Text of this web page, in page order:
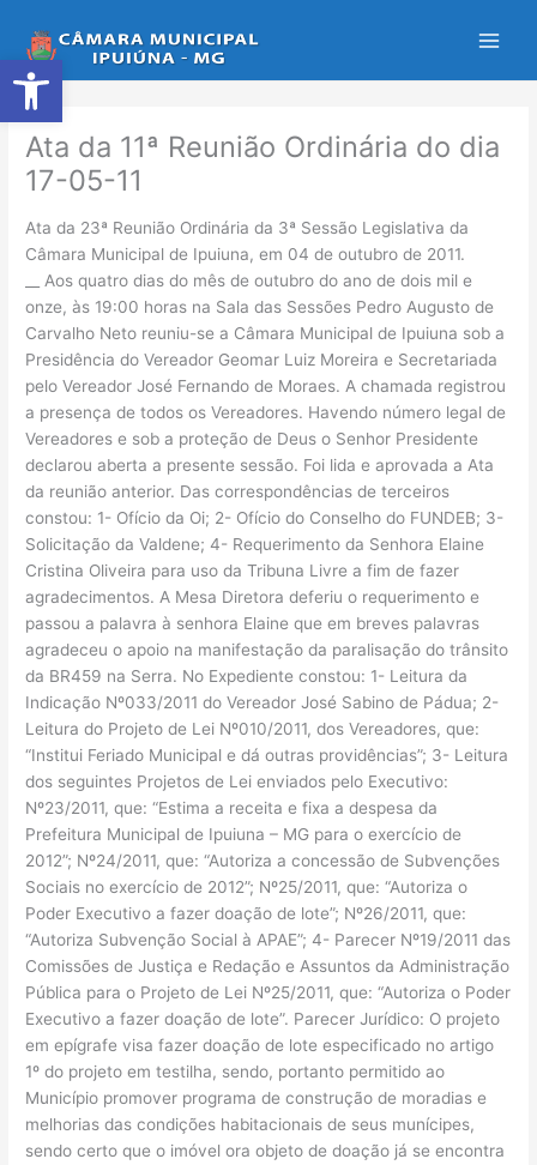
Abrir a barra de ferramentas
para
o
conteúdo
Ata da 11ª Reunião Ordinária do dia
17-05-11
Ata da 23ª Reunião Ordinária da 3ª Sessão Legislativa da
Câmara Municipal de Ipuiuna, em 04 de outubro de 2011.
__ Aos quatro dias do mês de outubro do ano de dois mil e
onze, às 19:00 horas na Sala das Sessões Pedro Augusto de
Carvalho Neto reuniu-se a Câmara Municipal de Ipuiuna sob a
Presidência do Vereador Geomar Luiz Moreira e Secretariada
pelo Vereador José Fernando de Moraes. A chamada registrou
a presença de todos os Vereadores. Havendo número legal de
Vereadores e sob a proteção de Deus o Senhor Presidente
declarou aberta a presente sessão. Foi lida e aprovada a Ata
da reunião anterior. Das correspondências de terceiros
constou: 1- Ofício da Oi; 2- Ofício do Conselho do FUNDEB; 3-
Solicitação da Valdene; 4- Requerimento da Senhora Elaine
Cristina Oliveira para uso da Tribuna Livre a fim de fazer
agradecimentos. A Mesa Diretora deferiu o requerimento e
passou a palavra à senhora Elaine que em breves palavras
agradeceu o apoio na manifestação da paralisação do trânsito
da BR459 na Serra. No Expediente constou: 1- Leitura da
Indicação Nº033/2011 do Vereador José Sabino de Pádua; 2-
Leitura do Projeto de Lei Nº010/2011, dos Vereadores, que:
“Institui Feriado Municipal e dá outras providências”; 3- Leitura
dos seguintes Projetos de Lei enviados pelo Executivo:
Nº23/2011, que: “Estima a receita e fixa a despesa da
Prefeitura Municipal de Ipuiuna – MG para o exercício de
2012”; Nº24/2011, que: “Autoriza a concessão de Subvenções
Sociais no exercício de 2012”; Nº25/2011, que: “Autoriza o
Poder Executivo a fazer doação de lote”; Nº26/2011, que:
“Autoriza Subvenção Social à APAE”; 4- Parecer Nº19/2011 das
Comissões de Justiça e Redação e Assuntos da Administração
Pública para o Projeto de Lei Nº25/2011, que: “Autoriza o Poder
Executivo a fazer doação de lote”. Parecer Jurídico: O projeto
em epígrafe visa fazer doação de lote especificado no artigo
1º do projeto em testilha, sendo, portanto permitido ao
Município promover programa de construção de moradias e
melhorias das condições habitacionais de seus munícipes,
sendo certo que o imóvel ora objeto de doação já se encontra